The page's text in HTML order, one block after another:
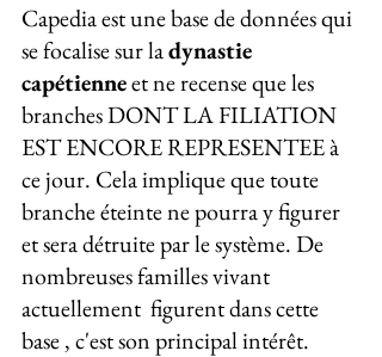
Capedia est une base de données qui
se focalise sur la dynastie
capétienne et ne recense que les
branches DONT LA FILIATION
EST ENCORE REPRESENTEE à
ce jour. Cela implique que toute
branche éteinte ne pourra y figurer
et sera détruite par le système. De
nombreuses familles vivant
actuellement  figurent dans cette
base , c'est son principal intérêt.